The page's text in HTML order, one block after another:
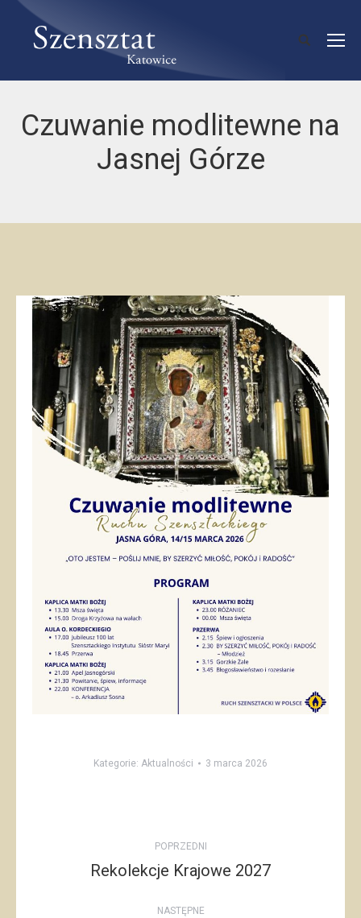
Czuwanie modlitewne na
Jasnej Górze
Kategorie: Aktualności 3 marca 2026
navigation
POPRZEDNI
Poprzedni
Rekolekcje Krajowe 2027
NASTĘPNE